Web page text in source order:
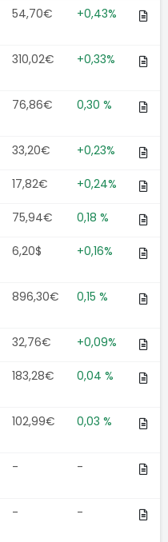
54,70€ +0,43%
310,02€ +0,33%
76,86€ 0,30 %
33,20€ +0,23%
17,82€ +0,24%
75,94€ 0,18 %
6,20$ +0,16%
896,30€ 0,15 %
32,76€ +0,09%
183,28€ 0,04 %
102,99€ 0,03 %
- -
- -